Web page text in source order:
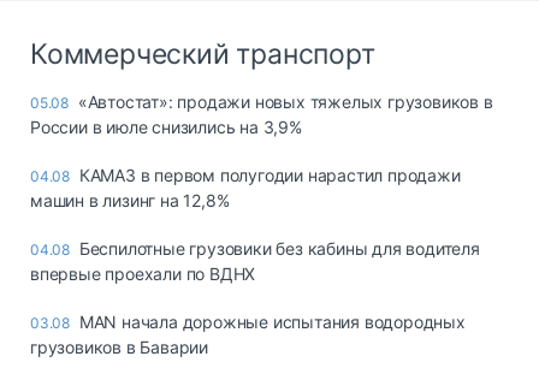
Коммерческий транспорт
05.08 «Автостат»: продажи новых тяжелых грузовиков в
России в июле снизились на 3,9%
04.08 КАМАЗ в первом полугодии нарастил продажи
машин в лизинг на 12,8%
04.08 Беспилотные грузовики без кабины для водителя
впервые проехали по ВДНХ
03.08 MAN начала дорожные испытания водородных
грузовиков в Баварии